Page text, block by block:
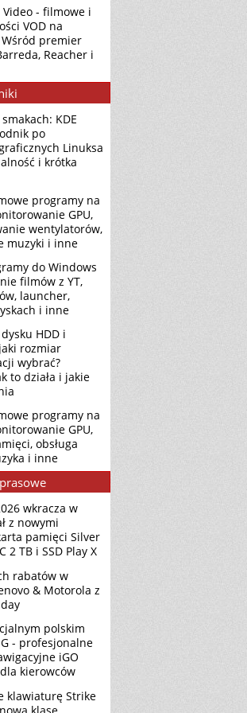
- filmowe i
VOD na
premier
Reacher i
KDE
po
Linuksa
i krótka
programy na
GPU,
wentylatorów,
muzyki i inne
do Windows
filmów z YT,
launcher,
i inne
HDD i
rozmiar
wybrać?
to działa i jakie
programy na
GPU,
obsługa
i inne
wkracza w
z nowymi
pamięci Silver
2 TB i SSD Play X
rabatów w
& Motorola z
polskim
- profesjonalne
iGO
kierowców
klawiaturę Strike
klasę